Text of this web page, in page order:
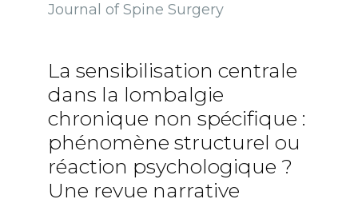
Journal of Spine Surgery
La sensibilisation centrale
dans la lombalgie
chronique non spécifique :
phénomène structurel ou
réaction psychologique ?
Une revue narrative